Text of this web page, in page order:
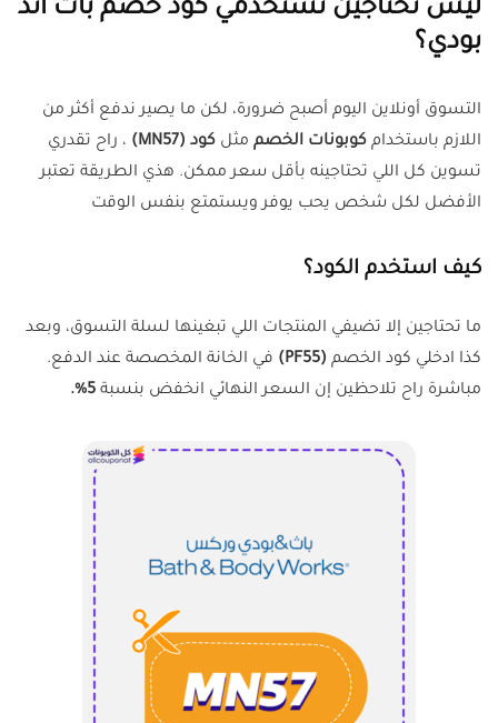
ليش تحتاجين تستخدمي كود خصم باث اند
بودي؟
التسوق أونلاين اليوم أصبح ضرورة، لكن ما يصير ندفع أكثر من
اللازم باستخدام كوبونات الخصم مثل كود (MN57)
، راح تقدري
تسوين كل اللي تحتاجينه بأقل سعر ممكن. هذي الطريقة تعتبر
الأفضل لكل شخص يحب يوفر ويستمتع بنفس الوقت
كيف استخدم الكود؟
ما تحتاجين إلا تضيفي المنتجات اللي تبغينها لسلة التسوق، وبعد
كذا ادخلي كود الخصم (PF55)
في الخانة المخصصة عند الدفع.
مباشرة راح تلاحظين إن السعر النهائي انخفض بنسبة 5%.